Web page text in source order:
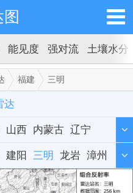
能见度 强对流 土壤水分
福建 三明
达
山西 内蒙古 辽宁
江苏 浙江 安徽
河南 湖北 湖南 广东
建阳 三明 龙岩 漳州